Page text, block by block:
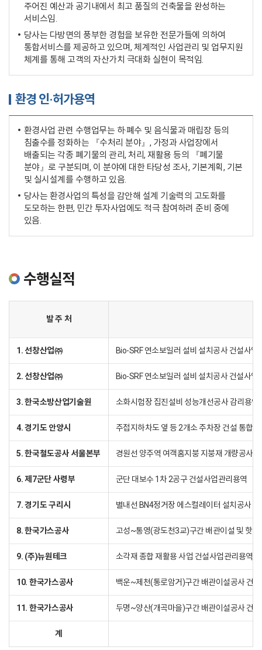
주어진 예산과 공기내에서 최고 품질의 건축물을 완성하는
서비스임.
당사는 다방면의 풍부한 경험을 보유한 전문가들에 의하여
통합서비스를 제공하고 있으며, 체계적인 사업관리 및 업무지원
체계를 통해 고객의 자산가치 극대화 실현이 목적임.
환경 인·허가용역
환경사업 관련 수행업무는 하·폐수 및 음식물과 매립장 등의
침출수를 정화하는 『수처리 분야』, 가정과 사업장에서
배출되는 각종 폐기물의 관리, 처리, 재활용 등의 『폐기물
분야』로 구분되며, 이 분야에 대한 타당성 조사, 기본계획, 기본
및 실시설계를 수행하고 있음.
당사는 환경사업의 특성을 감안해 설계 기술력의 고도화를
도모하는 한편, 민간 투자사업에도 적극 참여하려 준비 중에
있음.
수행실적
발 주 처
1. 선창산업㈜ Bio-SRF 연소보일러 설비 설치공사 건설사업
2. 선창산업㈜ Bio-SRF 연소보일러 설비 설치공사 건설사업
3. 한국소방산업기술원 소화시험장 집진설비 성능개선공사 감리용역
4. 경기도 안양시 주접지하차도 옆 등 2개소 주차장 건설 통합
5. 한국철도공사 서울본부 경원선 양주역 여객홈지붕 지붕재 개량공사
6. 제7군단 사령부 군단 대보수 1차 2공구 건설사업관리용역
7. 경기도 구리시 별내선 BN4정거장 에스컬레이터 설치공사
8. 한국가스공사 고성~통영(광도천3교)구간 배관이설 및 핫
9. (주)뉴원테크 소각재 종합 재활용 사업 건설사업관리용역
10. 한국가스공사 백운~제천(통로암거)구간 배관이설공사 건
11. 한국가스공사 두명~양산(개곡마을)구간 배관이설공사 건
계